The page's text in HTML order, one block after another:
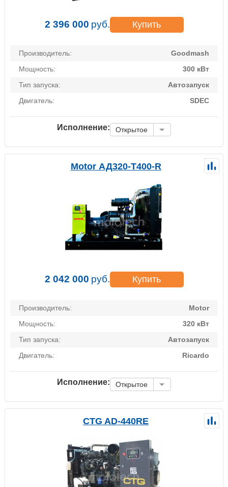
2 396 000 руб. Купить
Производитель:
Goodmash
Мощность:
300 кВт
Тип запуска:
Автозапуск
Двигатель:
SDEC
Исполнение: Открытое
Motor АД320-Т400-R
2 042 000 руб. Купить
Производитель:
Motor
Мощность:
320 кВт
Тип запуска:
Автозапуск
Двигатель:
Ricardo
Исполнение: Открытое
CTG AD-440RE